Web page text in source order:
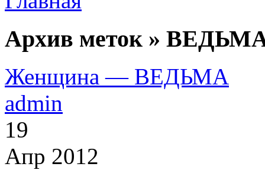
Архив меток »
Женщина — ВЕДЬМА
admin
19
Апр 2012